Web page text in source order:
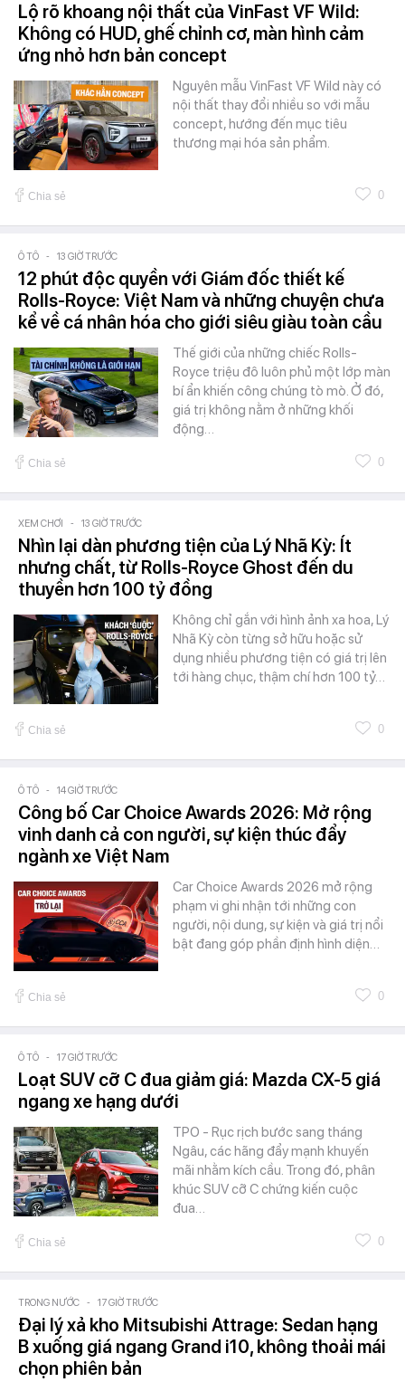
Lộ rõ khoang nội thất của VinFast VF Wild:
Không có HUD, ghế chỉnh cơ, màn hình cảm
ứng nhỏ hơn bản concept
Nguyên mẫu VinFast VF Wild này có
nội thất thay đổi nhiều so với mẫu
concept, hướng đến mục tiêu
thương mại hóa sản phẩm.
Chia sẻ 0
Ô TÔ - 13 GIỜ TRƯỚC
12 phút độc quyền với Giám đốc thiết kế
Rolls-Royce: Việt Nam và những chuyện chưa
kể về cá nhân hóa cho giới siêu giàu toàn cầu
Thế giới của những chiếc Rolls-
Royce triệu đô luôn phủ một lớp màn
bí ẩn khiến công chúng tò mò. Ở đó,
giá trị không nằm ở những khối
động…
Chia sẻ 0
XEM CHƠI - 13 GIỜ TRƯỚC
Nhìn lại dàn phương tiện của Lý Nhã Kỳ: Ít
nhưng chất, từ Rolls-Royce Ghost đến du
thuyền hơn 100 tỷ đồng
Không chỉ gắn với hình ảnh xa hoa, Lý
Nhã Kỳ còn từng sở hữu hoặc sử
dụng nhiều phương tiện có giá trị lên
tới hàng chục, thậm chí hơn 100 tỷ…
Chia sẻ 0
Ô TÔ - 14 GIỜ TRƯỚC
Công bố Car Choice Awards 2026: Mở rộng
vinh danh cả con người, sự kiện thúc đẩy
ngành xe Việt Nam
Car Choice Awards 2026 mở rộng
phạm vi ghi nhận tới những con
người, nội dung, sự kiện và giá trị nổi
bật đang góp phần định hình diện…
Chia sẻ 0
Ô TÔ - 17 GIỜ TRƯỚC
Loạt SUV cỡ C đua giảm giá: Mazda CX-5 giá
ngang xe hạng dưới
TPO - Rục rịch bước sang tháng
Ngâu, các hãng đẩy mạnh khuyến
mãi nhằm kích cầu. Trong đó, phân
khúc SUV cỡ C chứng kiến cuộc
đua…
Chia sẻ 0
TRONG NƯỚC - 17 GIỜ TRƯỚC
Đại lý xả kho Mitsubishi Attrage: Sedan hạng
B xuống giá ngang Grand i10, không thoải mái
chọn phiên bản